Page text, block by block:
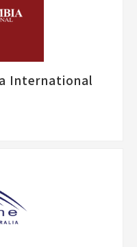
International